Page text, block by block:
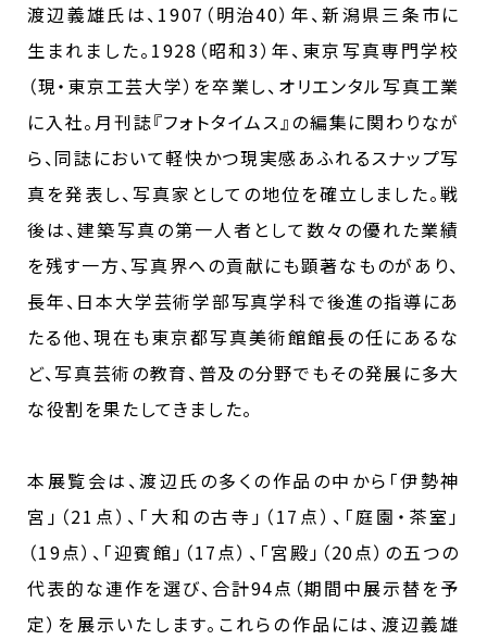
渡辺義雄氏は、1907（明治40）年、新潟県三条市に
生まれました。1928（昭和3）年、東京写真専門学校
（現・東京工芸大学）を卒業し、オリエンタル写真工業
に入社。月刊誌『フォトタイムス』の編集に関わりなが
ら、同誌において軽快かつ現実感あふれるスナップ写
真を発表し、写真家としての地位を確立しました。戦
後は、建築写真の第一人者として数々の優れた業績
を残す一方、写真界への貢献にも顕著なものがあり、
長年、日本大学芸術学部写真学科で後進の指導にあ
たる他、現在も東京都写真美術館館長の任にあるな
ど、写真芸術の教育、普及の分野でもその発展に多大
な役割を果たしてきました。
本展覧会は、渡辺氏の多くの作品の中から｢伊勢神
宮｣（21点）、｢大和の古寺｣（17点）、｢庭園・茶室｣
（19点）、「迎賓館」（17点）、｢宮殿｣（20点）の五つの
代表的な連作を選び、合計94点（期間中展示替を予
定）を展示いたします。これらの作品には、渡辺義雄